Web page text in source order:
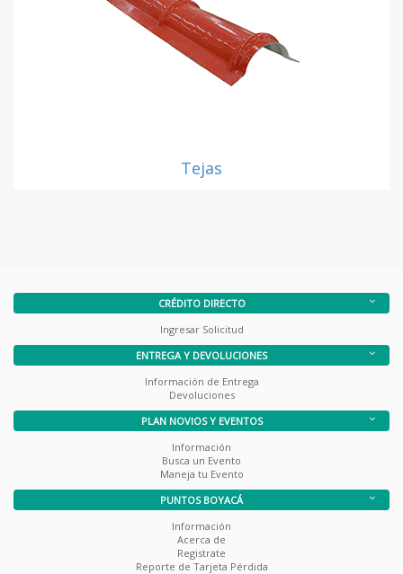
Tejas
CRÉDITO DIRECTO
Ingresar Solicitud
ENTREGA Y DEVOLUCIONES
Información de Entrega
Devoluciones
PLAN NOVIOS Y EVENTOS
Información
Busca un Evento
Maneja tu Evento
PUNTOS BOYACÁ
Información
Acerca de
Registrate
Reporte de Tarjeta Pérdida